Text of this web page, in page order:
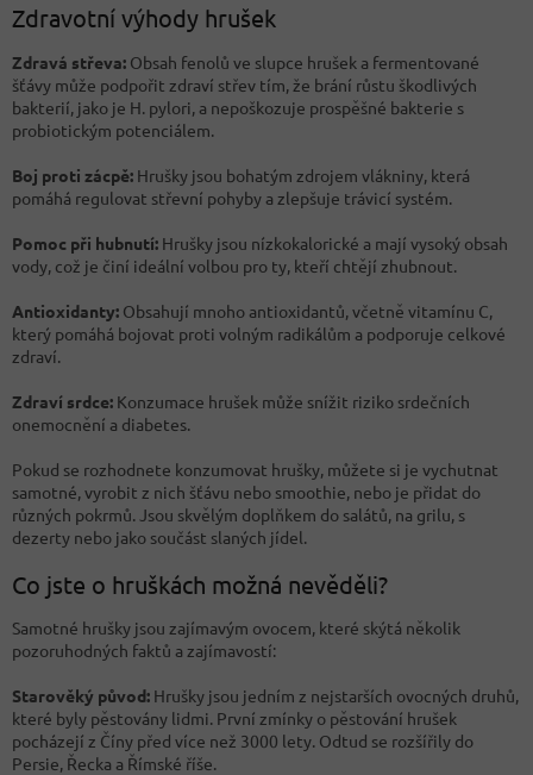
Zdravotní výhody hrušek
Zdravá střeva: Obsah fenolů ve slupce hrušek a fermentované
šťávy může podpořit zdraví střev tím, že brání růstu škodlivých
bakterií, jako je H. pylori, a nepoškozuje prospěšné bakterie s
probiotickým potenciálem.
Boj proti zácpě: Hrušky jsou bohatým zdrojem vlákniny, která
pomáhá regulovat střevní pohyby a zlepšuje trávicí systém.
Pomoc při hubnutí: Hrušky jsou nízkokalorické a mají vysoký obsah
vody, což je činí ideální volbou pro ty, kteří chtějí zhubnout.
Antioxidanty: Obsahují mnoho antioxidantů, včetně vitamínu C,
který pomáhá bojovat proti volným radikálům a podporuje celkové
zdraví.
Zdraví srdce: Konzumace hrušek může snížit riziko srdečních
onemocnění a diabetes.
Pokud se rozhodnete konzumovat hrušky, můžete si je vychutnat
samotné, vyrobit z nich šťávu nebo smoothie, nebo je přidat do
různých pokrmů. Jsou skvělým doplňkem do salátů, na grilu, s
dezerty nebo jako součást slaných jídel.
Co jste o hruškách možná nevěděli?
Samotné hrušky jsou zajímavým ovocem, které skýtá několik
pozoruhodných faktů a zajímavostí:
Starověký původ: Hrušky jsou jedním z nejstarších ovocných druhů,
které byly pěstovány lidmi. První zmínky o pěstování hrušek
pocházejí z Číny před více než 3000 lety. Odtud se rozšířily do
Persie, Řecka a Římské říše.